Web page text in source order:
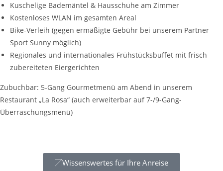
Kuschelige Bademäntel & Hausschuhe am Zimmer
Kostenloses WLAN im gesamten Areal
Bike-Verleih (gegen ermäßigte Gebühr bei unserem Partner
Sport Sunny möglich)
Regionales und internationales Frühstücksbuffet mit frisch
zubereiteten Eiergerichten
Zubuchbar: 5-Gang Gourmetmenü am Abend in unserem
Restaurant „La Rosa“ (auch erweiterbar auf 7-/9-Gang-
Überraschungsmenü)
Wissenswertes für Ihre Anreise